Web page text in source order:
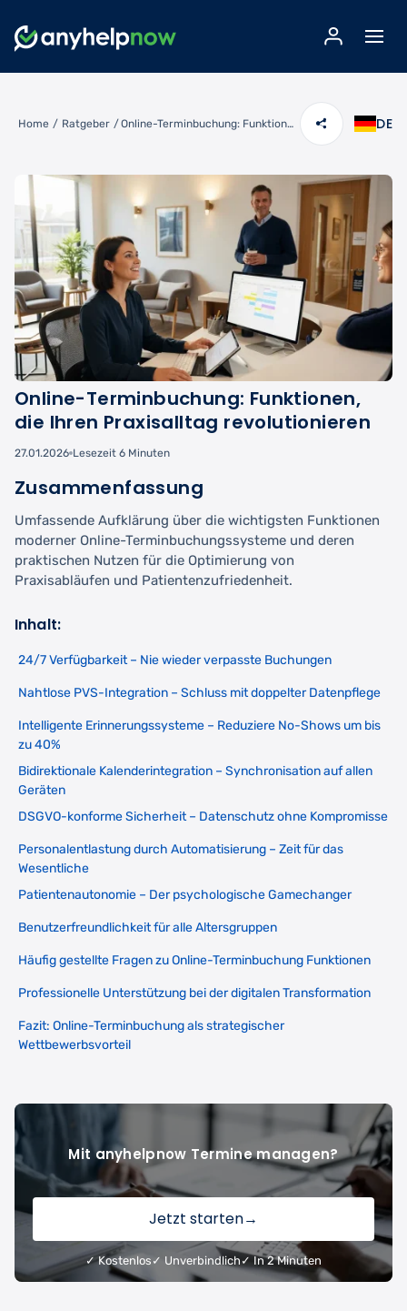
Home / Ratgeber / Online-Terminbuchung: Funktionen, die Ihren Praxisalltag revolutionieren DE
Online-Terminbuchung: Funktionen,
die Ihren Praxisalltag revolutionieren
27.01.2026 Lesezeit 6 Minuten
Zusammenfassung
Umfassende Aufklärung über die wichtigsten Funktionen
moderner Online-Terminbuchungssysteme und deren
praktischen Nutzen für die Optimierung von
Praxisabläufen und Patientenzufriedenheit.
Inhalt:
24/7 Verfügbarkeit – Nie wieder verpasste Buchungen
Nahtlose PVS-Integration – Schluss mit doppelter Datenpflege
Intelligente Erinnerungssysteme – Reduziere No-Shows um bis
zu 40%
Bidirektionale Kalenderintegration – Synchronisation auf allen
Geräten
DSGVO-konforme Sicherheit – Datenschutz ohne Kompromisse
Personalentlastung durch Automatisierung – Zeit für das
Wesentliche
Patientenautonomie – Der psychologische Gamechanger
Benutzerfreundlichkeit für alle Altersgruppen
Häufig gestellte Fragen zu Online-Terminbuchung Funktionen
Professionelle Unterstützung bei der digitalen Transformation
Fazit: Online-Terminbuchung als strategischer
Wettbewerbsvorteil
Mit anyhelpnow Termine managen?
Jetzt starten→
✓ Kostenlos ✓ Unverbindlich ✓ In 2 Minuten